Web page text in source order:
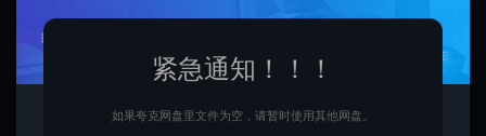
推荐配置:
需要 64 位处理器和操作系统
操作系统 *: Windows 7/8/10 (64-bit versions)
紧急通知！！！
如果夸克网盘里文件为空，请暂时使用其他网盘。